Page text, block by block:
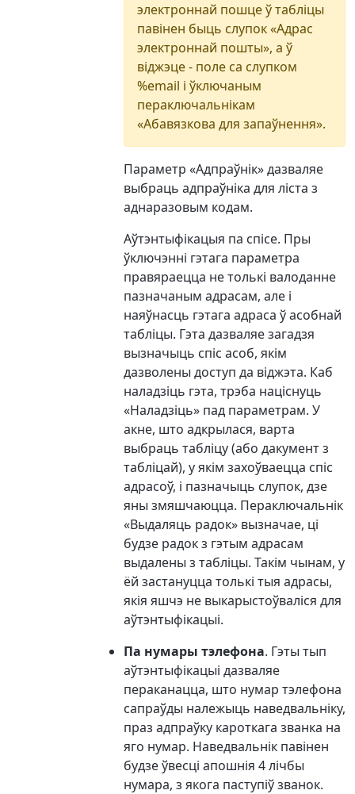
электроннай пошце ў табліцы
павінен быць слупок «Адрас
электроннай пошты», а ў
віджэце - поле са слупком
%email і ўключаным
пераключальнікам
«Абавязкова для запаўнення».
Параметр «Адпраўнік» дазваляе
выбраць адпраўніка для ліста з
аднаразовым кодам.
Аўтэнтыфікацыя па спісе. Пры
ўключэнні гэтага параметра
правяраецца не толькі валоданне
пазначаным адрасам, але і
наяўнасць гэтага адраса ў асобнай
табліцы. Гэта дазваляе загадзя
вызначыць спіс асоб, якім
дазволены доступ да віджэта. Каб
наладзіць гэта, трэба націснуць
«Наладзіць» пад параметрам. У
акне, што адкрылася, варта
выбраць табліцу (або дакумент з
табліцай), у якім захоўваецца спіс
адрасоў, і пазначыць слупок, дзе
яны змяшчаюцца. Пераключальнік
«Выдаляць радок» вызначае, ці
будзе радок з гэтым адрасам
выдалены з табліцы. Такім чынам, у
ёй застануцца толькі тыя адрасы,
якія яшчэ не выкарыстоўваліся для
аўтэнтыфікацыі.
Па нумары тэлефона. Гэты тып
аўтэнтыфікацыі дазваляе
пераканацца, што нумар тэлефона
сапраўды належыць наведвальніку,
праз адпраўку кароткага званка на
яго нумар. Наведвальнік павінен
будзе ўвесці апошнія 4 лічбы
нумара, з якога паступіў званок.